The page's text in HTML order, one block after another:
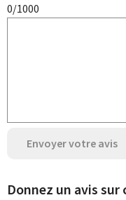
0/1000
Envoyer votre avis
Donnez un avis sur